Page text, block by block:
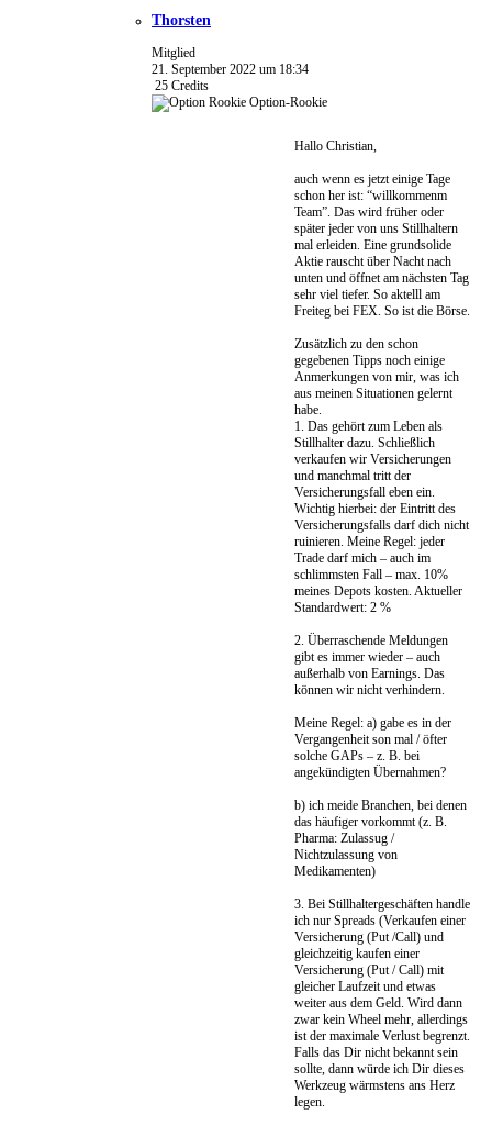
Thorsten
Mitglied
21. September 2022 um 18:34
25 Credits
Option-Rookie
Hallo Christian,
auch wenn es jetzt einige Tage
schon her ist: “willkommenm
Team”. Das wird früher oder
später jeder von uns Stillhaltern
mal erleiden. Eine grundsolide
Aktie rauscht über Nacht nach
unten und öffnet am nächsten Tag
sehr viel tiefer. So aktelll am
Freiteg bei FEX. So ist die Börse.
Zusätzlich zu den schon
gegebenen Tipps noch einige
Anmerkungen von mir, was ich
aus meinen Situationen gelernt
habe.
1. Das gehört zum Leben als
Stillhalter dazu. Schließlich
verkaufen wir Versicherungen
und manchmal tritt der
Versicherungsfall eben ein.
Wichtig hierbei: der Eintritt des
Versicherungsfalls darf dich nicht
ruinieren. Meine Regel: jeder
Trade darf mich – auch im
schlimmsten Fall – max. 10%
meines Depots kosten. Aktueller
Standardwert: 2 %
2. Überraschende Meldungen
gibt es immer wieder – auch
außerhalb von Earnings. Das
können wir nicht verhindern.
Meine Regel: a) gabe es in der
Vergangenheit son mal / öfter
solche GAPs – z. B. bei
angekündigten Übernahmen?
b) ich meide Branchen, bei denen
das häufiger vorkommt (z. B.
Pharma: Zulassug /
Nichtzulassung von
Medikamenten)
3. Bei Stillhaltergeschäften handle
ich nur Spreads (Verkaufen einer
Versicherung (Put /Call) und
gleichzeitig kaufen einer
Versicherung (Put / Call) mit
gleicher Laufzeit und etwas
weiter aus dem Geld. Wird dann
zwar kein Wheel mehr, allerdings
ist der maximale Verlust begrenzt.
Falls das Dir nicht bekannt sein
sollte, dann würde ich Dir dieses
Werkzeug wärmstens ans Herz
legen.